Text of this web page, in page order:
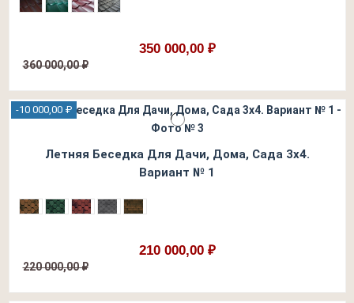
350 000,00 ₽
360 000,00 ₽
-10 000,00 ₽
Летняя Беседка Для Дачи, Дома, Сада 3х4.
Вариант № 1
210 000,00 ₽
220 000,00 ₽